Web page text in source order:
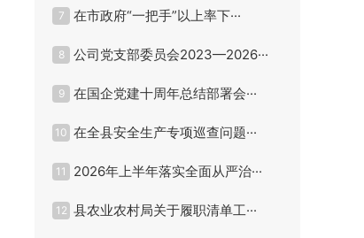
7 在市政府“一把手”以上率下···
8 公司党支部委员会2023—2026···
9 在国企党建十周年总结部署会···
10 在全县安全生产专项巡查问题···
11 2026年上半年落实全面从严治···
12 县农业农村局关于履职清单工···